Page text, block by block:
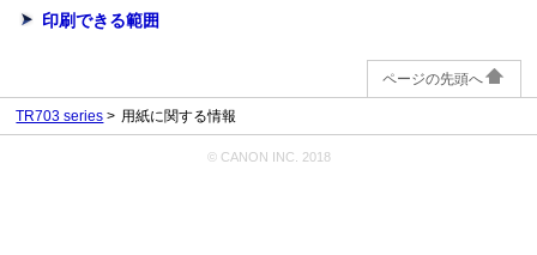
印刷できる範囲
ページの先頭へ
TR703 series 用紙に関する情報
© CANON INC. 2018